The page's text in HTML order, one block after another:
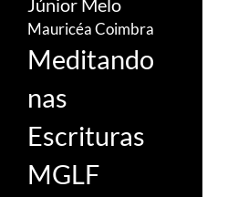
Júnior Melo
Mauricéa Coimbra
Meditando
nas
Escrituras
MGLF